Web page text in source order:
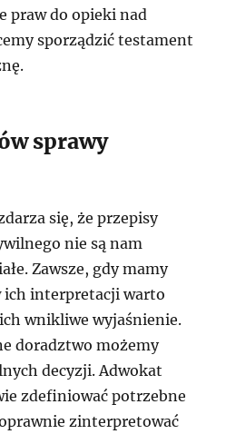
praw do opieki nad
sporządzić testament
sprawy
się, że przepisy
nie są nam
Zawsze, gdy mamy
ich interpretacji warto
wnikliwe wyjaśnienie.
doradztwo możemy
decyzji. Adwokat
zdefiniować potrzebne
zinterpretować